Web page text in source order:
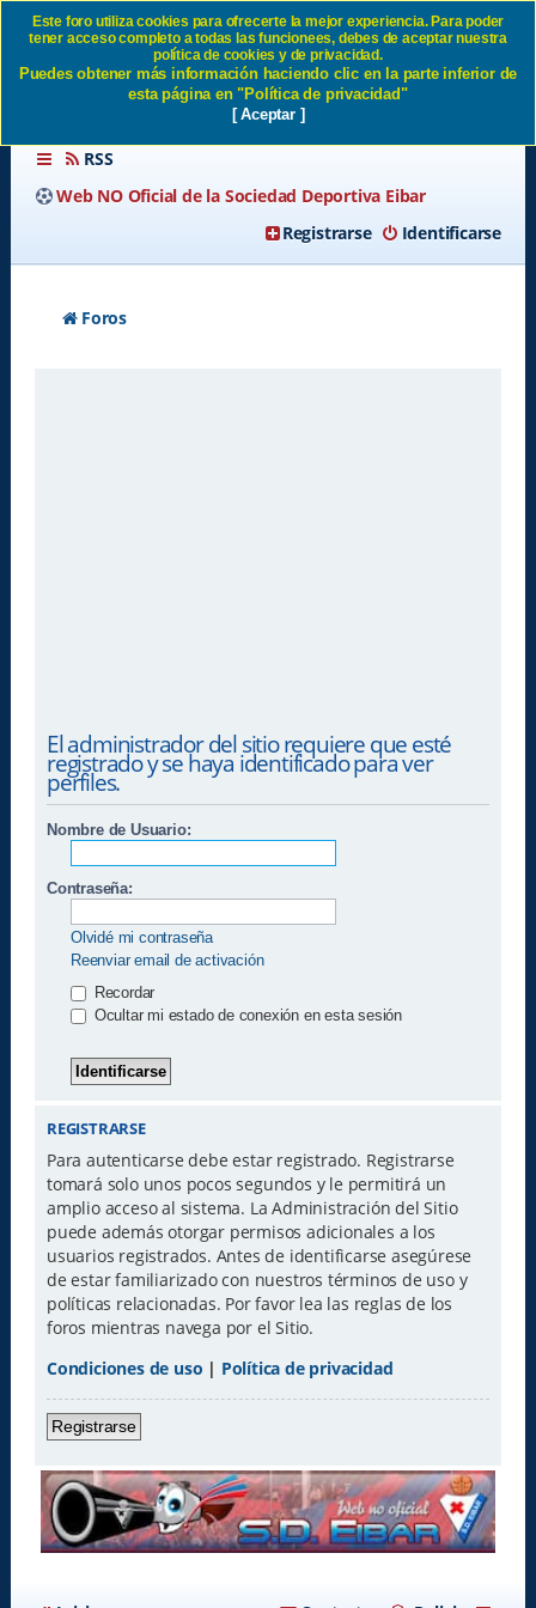
Identificarse SD Eibar
RSS
Web NO Oficial de la Sociedad Deportiva Eibar
Identificarse
Registrarse
Foros
El administrador del sitio requiere que esté
registrado y se haya identificado para ver
perfiles.
Nombre de Usuario:
Contraseña:
Olvidé mi contraseña
Reenviar email de activación
Recordar
Ocultar mi estado de conexión en esta sesión
REGISTRARSE
Para autenticarse debe estar registrado. Registrarse
tomará solo unos pocos segundos y le permitirá un
amplio acceso al sistema. La Administración del Sitio
puede además otorgar permisos adicionales a los
usuarios registrados. Antes de identificarse asegúrese
de estar familiarizado con nuestros términos de uso y
políticas relacionadas. Por favor lea las reglas de los
foros mientras navega por el Sitio.
Condiciones de uso | Política de privacidad
Registrarse
Este foro utiliza cookies para ofrecerte la mejor experiencia. Para poder
tener acceso completo a todas las funcionees, debes de aceptar nuestra
política de cookies y de privacidad.
Puedes obtener más información haciendo clic en la parte inferior de
esta página en "Política de privacidad"
[ Aceptar ]